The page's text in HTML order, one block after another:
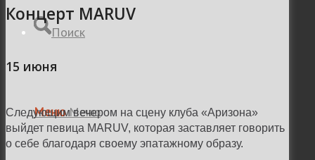
Поиск
Меню Меню
Концерт MARUV
15 июня
Следующим вечером на сцену клуба «Аризона»
выйдет певица MARUV, которая заставляет говорить
о себе благодаря своему эпатажному образу.